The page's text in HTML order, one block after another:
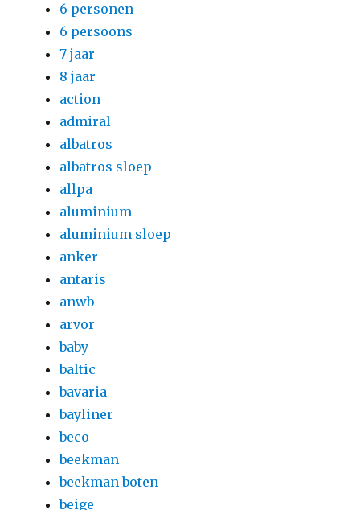
6 personen
6 persoons
7 jaar
8 jaar
action
admiral
albatros
albatros sloep
allpa
aluminium
aluminium sloep
anker
antaris
anwb
arvor
baby
baltic
bavaria
bayliner
beco
beekman
beekman boten
beige